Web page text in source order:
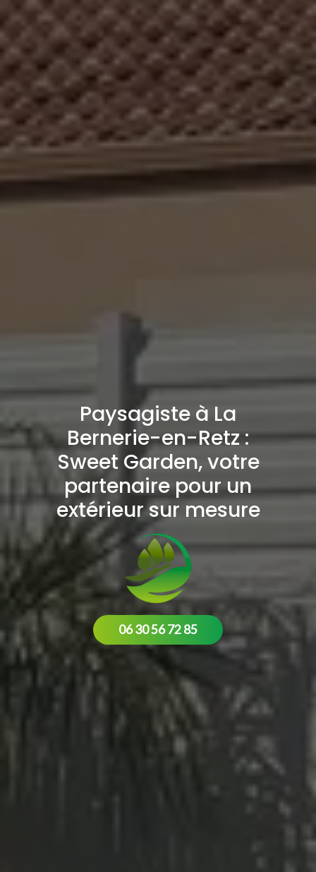
Paysagiste à La
Bernerie-en-Retz :
Sweet Garden, votre
partenaire pour un
extérieur sur mesure
06 30 56 72 85